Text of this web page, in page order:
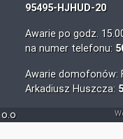
95495-HJHUD-20
Awarie po godz.
na numer telefonu:
Awarie domofonów:
Arkadiusz Huszcza:
o.o